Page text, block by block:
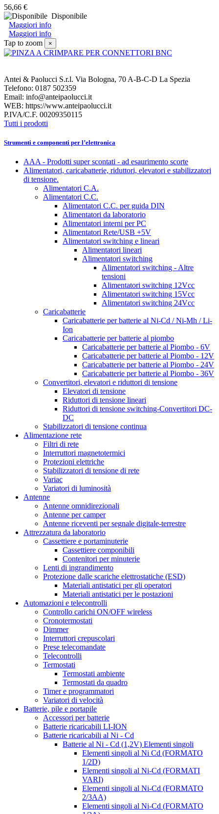
56,66 €
Disponibile
Maggiori info
Maggiori info
Tap to zoom
×
Antei & Paolucci S.r.l. Via Bologna, 70 A-B-C-D La Spezia
Telefono: 0187 502359
Email: info@anteipaolucci.it
WEB: https://www.anteipaolucci.it
P.IVA/C.F. 00209350115
Tutti i prodotti
Strumenti e componenti per l’elettronica
AAA - Prodotti super scontati - ad esaurimento scorte
Alimentatori, caricabatterie, riduttori, elevatori e stabilizzatori
di tensione.
Alimentatori C.A.
Alimentatori C.C.
Alimentatori C.C. per guida DIN
Alimentatori da laboratorio
Alimentatori interni per PC
Alimentatori Rete/USB +5V
Alimentatori switching e lineari
Alimentatori lineari
Alimentatori switching
Alimentatori switching - Altre
tensioni
Alimentatori switching 12Vcc
Alimentatori switching 15Vcc
Alimentatori switching 24Vcc
Caricabatterie
Caricabatterie per batterie al Ni-Cd / Ni-Mh / Li-
Ion
Caricabatterie per batterie al piombo
Caricabatterie per batterie al Piombo - 6V
Caricabatterie per batterie al Piombo - 12V
Caricabatterie per batterie al Piombo - 24V
Caricabatterie per batterie al Piombo - 36V
Convertitori, elevatori e riduttori di tensione
Elevatori di tensione
Riduttori di tensione lineari
Riduttori di tensione switching-Convertitori DC-
DC
Stabilizzatori di tensione continua
Alimentazione rete
Filtri di rete
Interruttori magnetotermici
Protezioni elettriche
Stabilizzatori di tensione di rete
Variac
Variatori di luminosità
Antenne
Antenne omnidirezionali
Antenne per camper
Antenne riceventi per segnale digitale-terrestre
Attrezzatura da laboratorio
Cassettiere e portaminuterie
Cassettiere componibili
Contenitori per minuterie
Lenti di ingrandimento
Protezione dalle scariche elettrostatiche (ESD)
Materiali antistatici per gli operatori
Materiali antistatici per le postazioni
Automazioni e telecontrolli
Controllo carichi ON/OFF wireless
Cronotermostati
Dimmer
Interruttori crepuscolari
Prese telecomandate
Telecontrolli
Termostati
Termostati ambiente
Termostati da quadro
Timer e programmatori
Variatori di velocità
Batterie, pile e portapile
Accessori per batterie
Batterie ricaricabili LI-ION
Batterie ricaricabili al Ni - Cd
Batterie al Ni - Cd (1,2V) Elementi singoli
Elementi singoli al Ni Cd (FORMATO
1/2D)
Elementi singoli al Ni-Cd (FORMATI
VARI)
Elementi singoli al Ni-Cd (FORMATO
2/3AA)
Elementi singoli al Ni-Cd (FORMATO